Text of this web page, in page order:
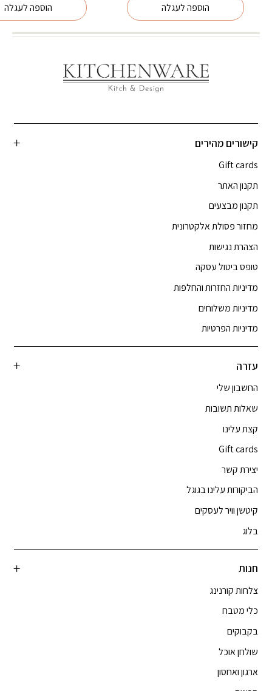
הוספה לעגלה הוספה לעגלה
קישורים מהירים
Gift cards
תקנון האתר
תקנון מבצעים
מחזור פסולת אלקטרונית
הצהרת נגישות
טופס ביטול עסקה
מדיניות החזרות והחלפות
מדיניות משלוחים
מדיניות הפרטיות
עזרה
החשבון שלי
שאלות תשובות
קצת עלינו
Gift cards
יצירת קשר
הביקורות עלינו בגוגל
קיטשן וויר לעסקים
בלוג
חנות
צלחות קורנינג
כלי מטבח
בקבוקים
שולחן אוכל
ארגון ואחסון